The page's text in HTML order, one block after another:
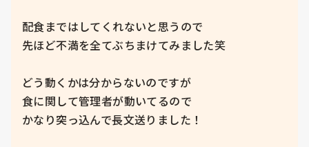
配食まではしてくれないと思うので
先ほど不満を全てぶちまけてみました笑
どう動くかは分からないのですが
食に関して管理者が動いてるので
かなり突っ込んで長文送りました！